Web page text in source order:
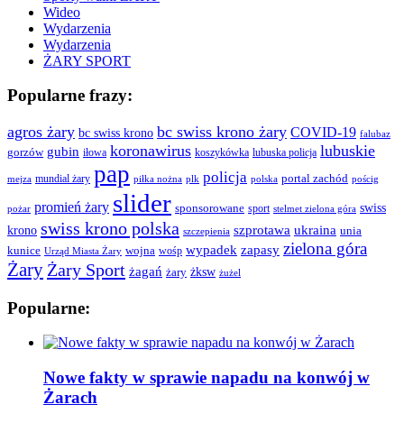
Wideo
Wydarzenia
Wydarzenia
ŻARY SPORT
Popularne frazy:
agros żary bc swiss krono bc swiss krono żary COVID-19 falubaz
gorzów gubin iłowa koronawirus koszykówka lubuska policja lubuskie
mejza mundial żary pap piłka nożna plk policja polska portal zachód pościg
pożar promień żary slider sponsorowane sport stelmet zielona góra swiss
krono swiss krono polska szczepienia szprotawa ukraina unia
kunice Urząd Miasta Żary wojna wośp wypadek zapasy zielona góra
Żary Żary Sport żagań żary żksw żużel
Popularne:
Nowe fakty w sprawie napadu na konwój w
Żarach